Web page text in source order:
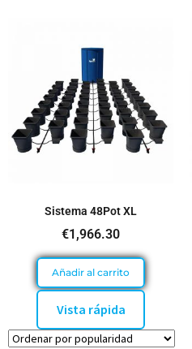
Sistema 48Pot XL
€1,966.30
Añadir al carrito
Vista rápida